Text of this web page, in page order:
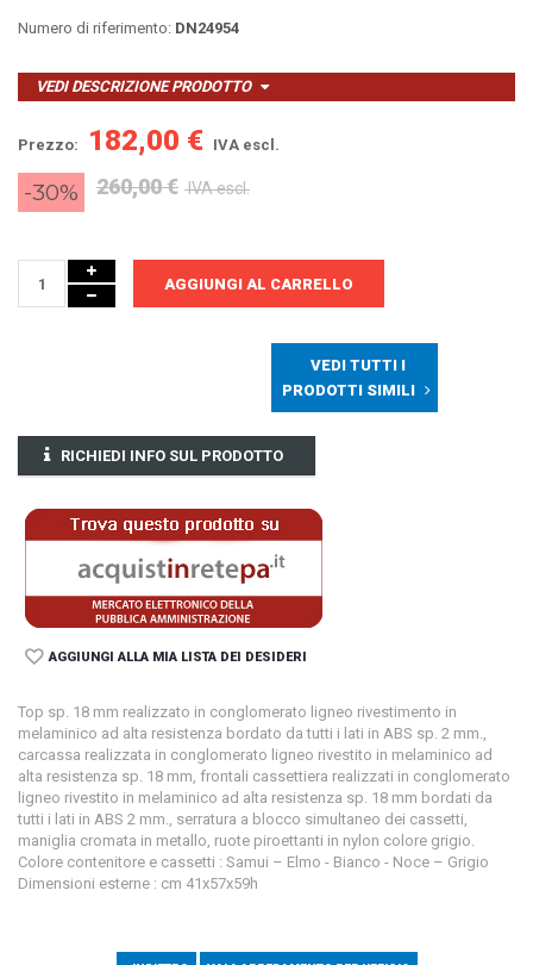
Numero di riferimento: DN24954
VEDI DESCRIZIONE PRODOTTO
Prezzo: 182,00 € IVA escl.
-30% 260,00 € IVA escl.
AGGIUNGI AL CARRELLO
VEDI TUTTI I
PRODOTTI SIMILI
RICHIEDI INFO SUL PRODOTTO
AGGIUNGI ALLA MIA LISTA DEI DESIDERI
Top sp. 18 mm realizzato in conglomerato ligneo rivestimento in
melaminico ad alta resistenza bordato da tutti i lati in ABS sp. 2 mm.,
carcassa realizzata in conglomerato ligneo rivestito in melaminico ad
alta resistenza sp. 18 mm, frontali cassettiera realizzati in conglomerato
ligneo rivestito in melaminico ad alta resistenza sp. 18 mm bordati da
tutti i lati in ABS 2 mm., serratura a blocco simultaneo dei cassetti,
maniglia cromata in metallo, ruote piroettanti in nylon colore grigio.
Colore contenitore e cassetti : Samui – Elmo - Bianco - Noce – Grigio
Dimensioni esterne : cm 41x57x59h